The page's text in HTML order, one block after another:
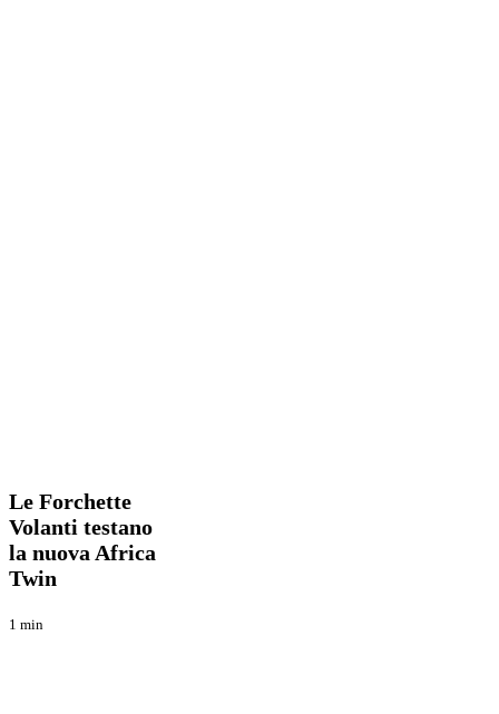
Volanti
testano
la
nuova
Africa
Le Forchette
Volanti testano
la nuova Africa
Twin
1 min